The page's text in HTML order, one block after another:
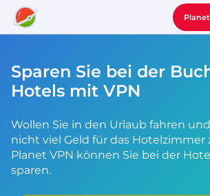
Sparen Sie bei der
Hotels mit VPN
Wollen Sie in den Urlaub fahren
nicht viel Geld für das Hotelzimmer
Planet VPN können Sie bei der
sparen.